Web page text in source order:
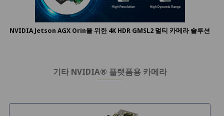
NVIDIA Jetson AGX Orin을 위한 4K HDR GMSL2 멀티 카메라 솔루션
기타 NVIDIA® 플랫폼용 카메라